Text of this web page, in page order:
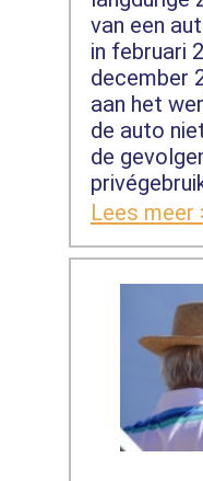
van een
in februari
december
aan het
de auto
de
Lees meer